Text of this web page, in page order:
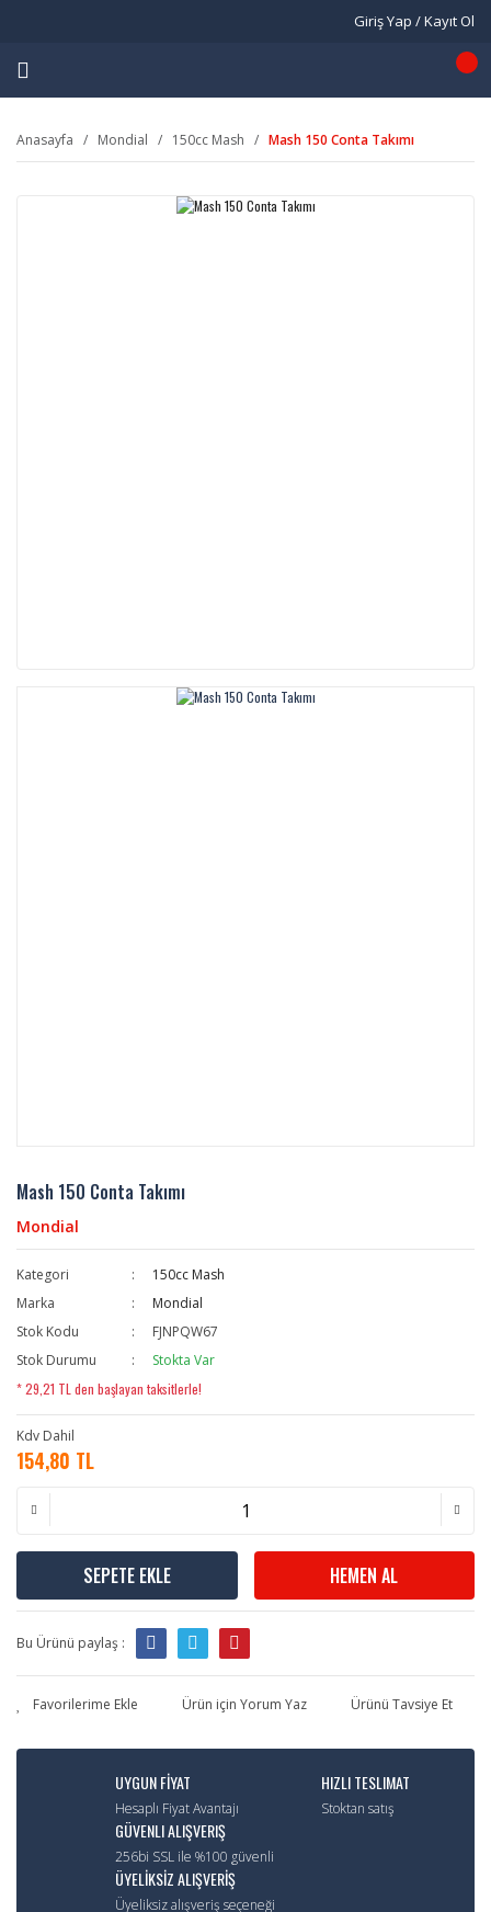
Giriş Yap / Kayıt Ol
Anasayfa Mondial 150cc Mash Mash 150 Conta Takımı
Mash 150 Conta Takımı
Mondial
Kategori
150cc Mash
Marka
Mondial
Stok Kodu
FJNPQW67
Stok Durumu
Stokta Var
* 29,21 TL den başlayan taksitlerle!
Kdv Dahil
154,80 TL
SEPETE EKLE HEMEN AL
Bu Ürünü paylaş :
Ürün için Yorum Yaz Ürünü Tavsiye Et
UYGUN FİYAT
Hesaplı Fiyat Avantajı
HIZLI TESLIMAT
Stoktan satış
GÜVENLI ALIŞVERIŞ
256bi SSL ile %100 güvenli
ÜYELİKSİZ ALIŞVERİŞ
Üyeliksiz alışveriş seçeneği